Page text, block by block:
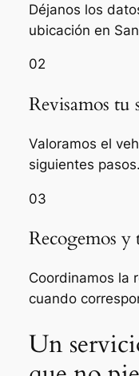
Déjanos los
ubicación en
02
Revisamos tu
Valoramos el
siguientes pasos.
03
Recogemos y
Coordinamos la
cuando
Un